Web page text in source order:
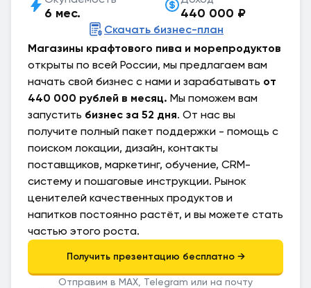
6 мес. 440 000 ₽
Магазины крафтового пива и морепродуктов
открыты по всей России, мы предлагаем вам
начать свой бизнес с нами и зарабатывать от
440 000 рублей в месяц. Мы поможем вам
запустить бизнес за 52 дня. От нас вы
получите полный пакет поддержки - помощь с
поиском локации, дизайн, контакты
поставщиков, маркетинг, обучение, CRM-
систему и пошаговые инструкции. Рынок
ценителей качественных продуктов и
напитков постоянно растёт, и вы можете стать
частью этого роста.
Отправим в MAX, Telegram или на почту
Скачать бизнес-план